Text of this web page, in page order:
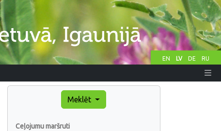
EN LV DE RU
Meklēt
Ceļojumu maršruti